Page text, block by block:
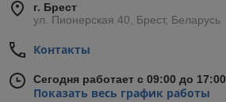
г. Брест
ул. Пионерская 40, Брест, Беларусь
Контакты
Сегодня работает с 09:00 до 17:00
Показать весь график работы